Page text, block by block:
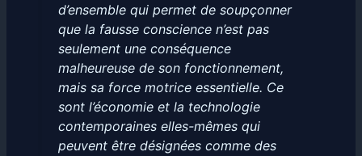
d’ensemble qui permet de soupçonner
que la fausse conscience n’est pas
seulement une conséquence
malheureuse de son fonctionnement,
mais sa force motrice essentielle. Ce
sont l’économie et la technologie
contemporaines elles-mêmes qui
peuvent être désignées comme des